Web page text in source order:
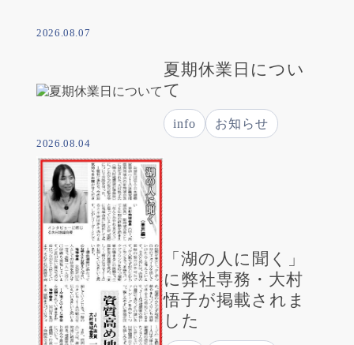
2026.08.07
夏期休業日につい
て
info お知らせ
2026.08.04
「湖の人に聞く」
に弊社専務・大村
悟子が掲載されま
した